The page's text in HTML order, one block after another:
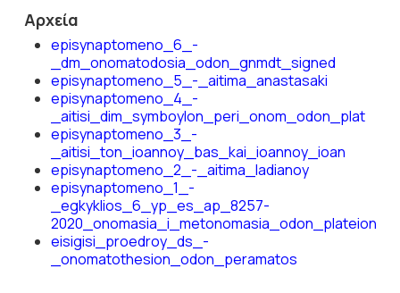
Αρχεία
episynaptomeno_6_-
_dm_onomatodosia_odon_gnmdt_signed
episynaptomeno_5_-_aitima_anastasaki
episynaptomeno_4_-
_aitisi_dim_symboylon_peri_onom_odon_plat
episynaptomeno_3_-
_aitisi_ton_ioannoy_bas_kai_ioannoy_ioan
episynaptomeno_2_-_aitima_ladianoy
episynaptomeno_1_-
_egkyklios_6_yp_es_ap_8257-
2020_onomasia_i_metonomasia_odon_plateion
eisigisi_proedroy_ds_-
_onomatothesion_odon_peramatos